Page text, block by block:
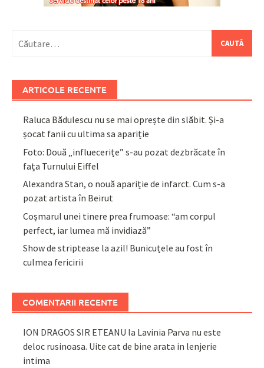
după:
ARTICOLE RECENTE
Raluca Bădulescu nu se mai oprește din slăbit. Și-a
șocat fanii cu ultima sa apariție
Foto: Două „influecerițe” s-au pozat dezbrăcate în
fața Turnului Eiffel
Alexandra Stan, o nouă apariție de infarct. Cum s-a
pozat artista în Beirut
Coșmarul unei tinere prea frumoase: “am corpul
perfect, iar lumea mă invidiază”
Show de striptease la azil! Bunicuțele au fost în
culmea fericirii
COMENTARII RECENTE
ION DRAGOS SIR ETEANU la Lavinia Parva nu este
deloc rusinoasa. Uite cat de bine arata in lenjerie
intima